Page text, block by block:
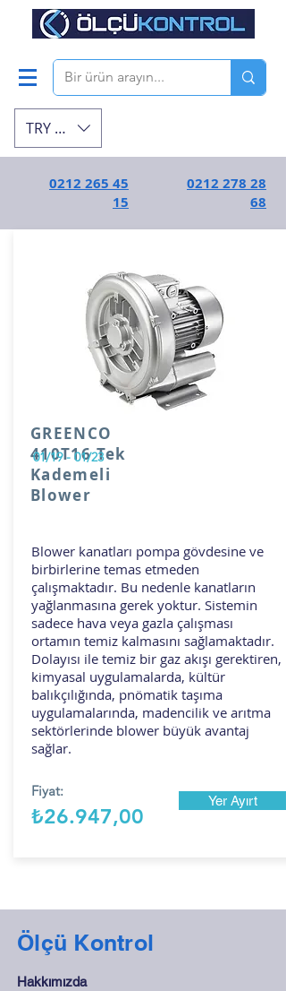
TRY (₺)
0212 265 45
15
0212 278 28
68
GREENCO
410T16 Tek
Kademeli
Blower
01/19 - 01/23
Blower kanatları pompa gövdesine ve
birbirlerine temas etmeden
çalışmaktadır. Bu nedenle kanatların
yağlanmasına gerek yoktur. Sistemin
sadece hava veya gazla çalışması
ortamın temiz kalmasını sağlamaktadır.
Dolayısı ile temiz bir gaz akışı gerektiren,
kimyasal uygulamalarda, kültür
balıkçılığında, pnömatik taşıma
uygulamalarında, madencilik ve arıtma
sektörlerinde blower büyük avantaj
sağlar.
Fiyat:
₺26.947,00
Yer Ayırt
Ölçü Kontrol
Hakkımızda